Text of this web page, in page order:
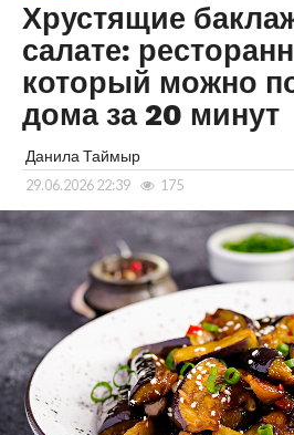
Хрустящие
салате:
который можно
дома за 20 минут
Данила Таймыр
29.06.2026 22:39 175